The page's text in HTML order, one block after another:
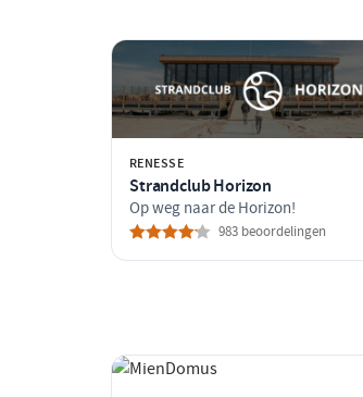
RENESSE
Strandclub Horizon
Op weg naar de Horizon!
983 beoordelingen